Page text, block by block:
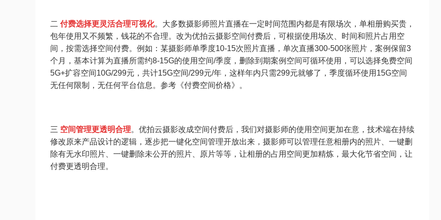
二 付费选择更灵活合理可视化。大多数摄影师照片直播在一定时间范围内都是有限场次，单相册购买贵，
包年使用又不频繁，钱花的不合理。改为优拍云摄影空间付费后，可根据使用场次、时间和照片占用空
间，按需选择空间付费。例如：某摄影师单季度10-15次照片直播，单次直播300-500张照片，案例保留3
个月，基本计算为直播所需约8-15G的使用空间/季度，删除到期案例空间可循环使用，可以选择免费空间
5G+扩容空间10G/299元，共计15G空间/299元/年，这样年内只需299元就够了，季度循环使用15G空间
无任何限制，无任何平台信息。 参考 《付费空间价格》 。
三 空间管理更透明合理。优拍云摄影改成空间付费后，我们对摄影师的使用空间更加在意，技术端在持续
修改原来产品设计的逻辑，逐步把一键化空间管理开放出来，摄影师可以管理任意相册内的照片、一键删
除有无水印照片、一键删除未公开的照片、原片等等，让相册的占用空间更加精炼，最大化节省空间，让
付费更透明合理。